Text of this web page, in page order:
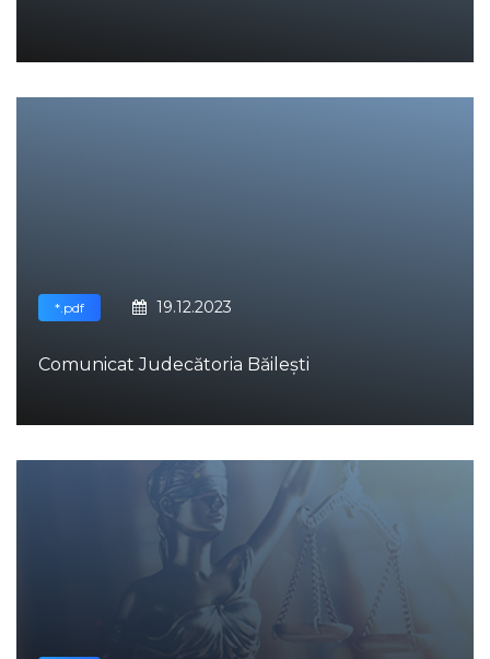
*.pdf 19.12.2023
Comunicat Judecătoria Băilești